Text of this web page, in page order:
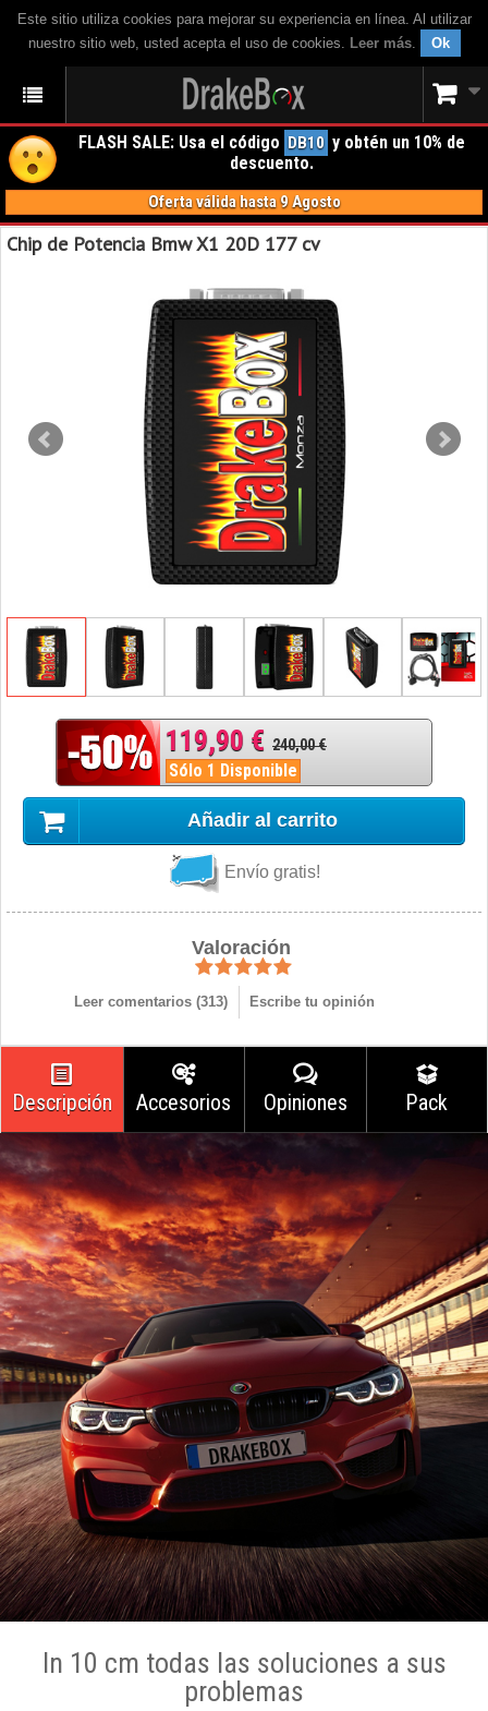
Este sitio utiliza cookies para mejorar su experiencia en línea. Al utilizar
nuestro sitio web, usted acepta el uso de cookies. Leer más. Ok
FLASH SALE: Usa el código DB10 y obtén un 10% de
descuento.
Oferta válida hasta 9 Agosto
Chip de Potencia Bmw X1 20D 177 cv
119,90 € 240,00 €
Sólo 1 Disponible
Añadir al carrito
Envío gratis!
Valoración
Leer comentarios (313) Escribe tu opinión
Descripción Accesorios Opiniones Pack
In 10 cm todas las soluciones a sus
problemas